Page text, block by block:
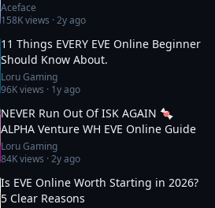
Aceface
158Kviews ·2y ago
11 Things EVERY EVE Online Beginner
Should Know About.
Loru Gaming
96Kviews · 1y ago
NEVER Run Out Of ISK AGAIN 🍬
ALPHA Venture WH EVE Online Guide
Loru Gaming
84Kviews ·2y ago
Is EVE Online Worth Starting in 2026?
5 Clear Reasons